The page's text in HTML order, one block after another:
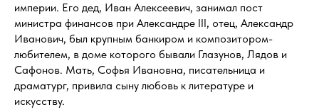
империи. Его дед, Иван Алексеевич, занимал пост
министра финансов при Александре III, отец, Александр
Иванович, был крупным банкиром и композитором-
любителем, в доме которого бывали Глазунов, Лядов и
Сафонов. Мать, Софья Ивановна, писательница и
драматург, привила сыну любовь к литературе и
искусству.